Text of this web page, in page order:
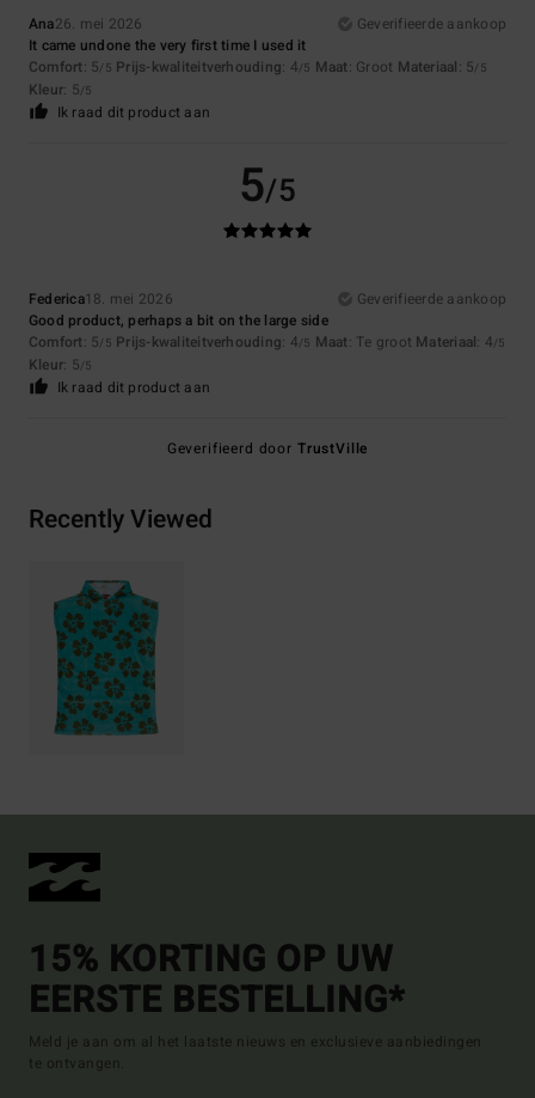
Ana26. mei 2026
Geverifieerde aankoop
It came undone the very first time I used it
Comfort: 5/5 Prijs-kwaliteitverhouding: 4/5 Maat: Groot Materiaal: 5/5
Kleur: 5/5
Ik raad dit product aan
5/5
Federica18. mei 2026
Geverifieerde aankoop
Good product, perhaps a bit on the large side
Comfort: 5/5 Prijs-kwaliteitverhouding: 4/5 Maat: Te groot Materiaal: 4/5
Kleur: 5/5
Ik raad dit product aan
Geverifieerd door TrustVille
Recently Viewed
15% KORTING OP UW
EERSTE BESTELLING*
Meld je aan om al het laatste nieuws en exclusieve aanbiedingen
te ontvangen.